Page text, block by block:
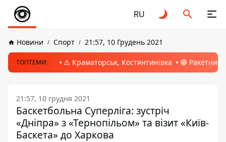
RU
Новини Спорт 21:57, 10 Грудень 2021
ТОПТЕМИ: ⚠️ Краматорськ, Костянтинівка 🔴 Ракетний
21:57, 10 грудня 2021
Баскетбольна Суперліга: зустріч
«Дніпра» з «Тернопільом» та візит «Київ-
Баскета» до Харкова